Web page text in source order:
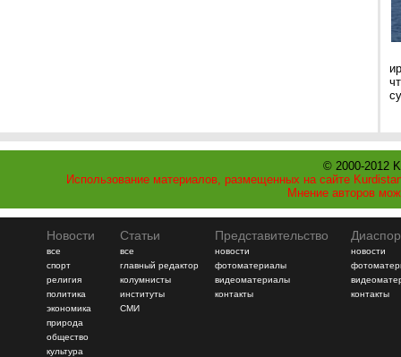
© 2000-2012
Использование материалов, размещенных на сайте
Мнение авторов
Новости
все
спорт
религия
политика
экономика
природа
общество
культура
Статьи
все
главный редактор
колумнисты
институты
СМИ
Представительство
новости
фотоматериалы
видеоматериалы
контакты
новости
контакты